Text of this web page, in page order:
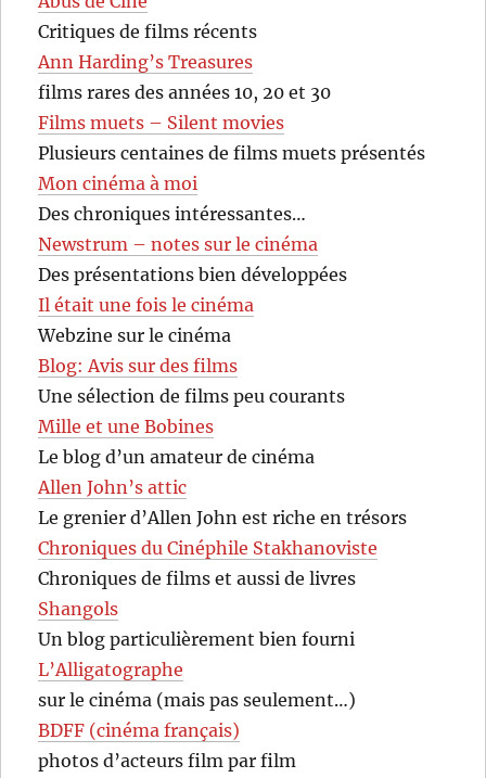
Critiques de films récents
Ann Harding’s Treasures
films rares des années 10, 20 et 30
Films muets – Silent movies
Plusieurs centaines de films muets présentés
Mon cinéma à moi
Des chroniques intéressantes…
Newstrum – notes sur le cinéma
Des présentations bien développées
Il était une fois le cinéma
Webzine sur le cinéma
Blog: Avis sur des films
Une sélection de films peu courants
Mille et une Bobines
Le blog d’un amateur de cinéma
Allen John’s attic
Le grenier d’Allen John est riche en trésors
Chroniques du Cinéphile Stakhanoviste
Chroniques de films et aussi de livres
Shangols
Un blog particulièrement bien fourni
L’Alligatographe
sur le cinéma (mais pas seulement…)
BDFF (cinéma français)
photos d’acteurs film par film